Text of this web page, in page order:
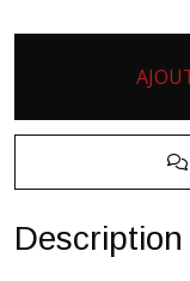
Description